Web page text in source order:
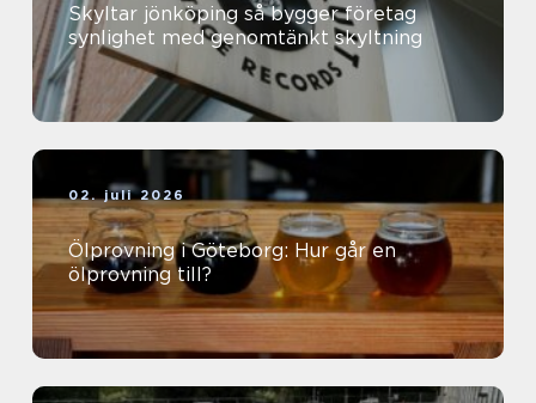
Skyltar jönköping så bygger företag
synlighet med genomtänkt skyltning
02. juli 2026
Ölprovning i Göteborg: Hur går en
ölprovning till?